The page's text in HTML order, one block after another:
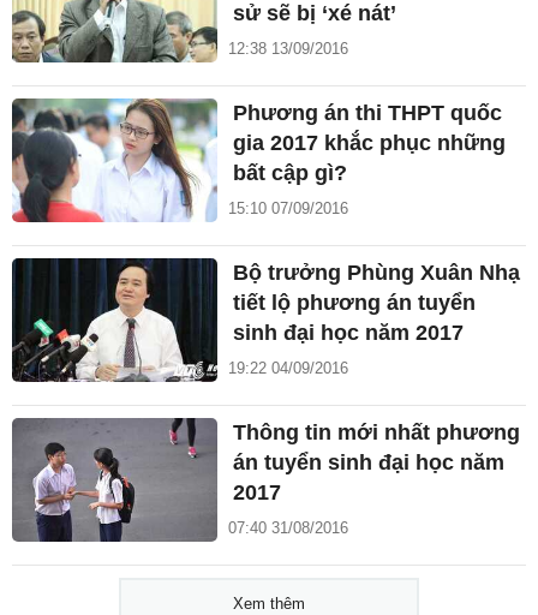
sử sẽ bị ‘xé nát’
12:38 13/09/2016
Phương án thi THPT quốc
gia 2017 khắc phục những
bất cập gì?
15:10 07/09/2016
Bộ trưởng Phùng Xuân Nhạ
tiết lộ phương án tuyển
sinh đại học năm 2017
19:22 04/09/2016
Thông tin mới nhất phương
án tuyển sinh đại học năm
2017
07:40 31/08/2016
Xem thêm